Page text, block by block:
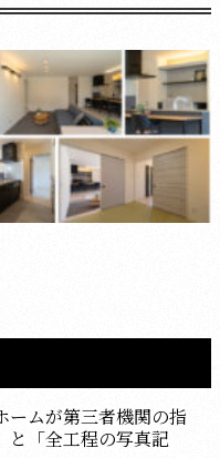
ームが第三者機関の指
と「全工程の写真記